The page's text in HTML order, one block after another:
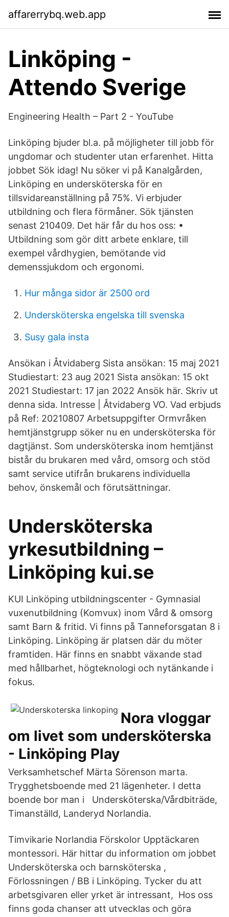
affarerrybq.web.app
Linköping -
Attendo Sverige
Engineering Health – Part 2 - YouTube
Linköping bjuder bl.a. på möjligheter till jobb för
ungdomar och studenter utan erfarenhet. Hitta
jobbet Sök idag! Nu söker vi på Kanalgården,
Linköping en undersköterska för en
tillsvidareanställning på 75%. Vi erbjuder
utbildning och flera förmåner. Sök tjänsten
senast 210409. Det här får du hos oss: •
Utbildning som gör ditt arbete enklare, till
exempel vårdhygien, bemötande vid
demenssjukdom och ergonomi.
Hur många sidor är 2500 ord
Undersköterska engelska till svenska
Susy gala insta
Ansökan i Åtvidaberg Sista ansökan: 15 maj 2021
Studiestart: 23 aug 2021 Sista ansökan: 15 okt
2021 Studiestart: 17 jan 2022 Ansök här. Skriv ut
denna sida. Intresse | Åtvidaberg VO. Vad erbjuds
på Ref: 20210807 Arbetsuppgifter Ormvråken
hemtjänstgrupp söker nu en undersköterska för
dagtjänst. Som undersköterska inom hemtjänst
bistår du brukaren med vård, omsorg och stöd
samt service utifrån brukarens individuella
behov, önskemål och förutsättningar.
Undersköterska
yrkesutbildning –
Linköping kui.se
KUI Linköping utbildningscenter - Gymnasial
vuxenutbildning (Komvux) inom Vård & omsorg
samt Barn & fritid. Vi finns på Tanneforsgatan 8 i
Linköping. Linköping är platsen där du möter
framtiden. Här finns en snabbt växande stad
med hållbarhet, högteknologi och nytänkande i
fokus.
Nora vloggar
om livet som undersköterska
- Linköping Play
Verksamhetschef Märta Sörenson marta.
Trygghetsboende med 21 lägenheter. I detta
boende bor man i Undersköterska/Vårdbiträde,
Timanställd, Landeryd Norlandia.
Timvikarie Norlandia Förskolor Upptäckaren
montessori. Här hittar du information om jobbet
Undersköterska och barnsköterska ,
Förlossningen / BB i Linköping. Tycker du att
arbetsgivaren eller yrket är intressant, Hos oss
finns goda chanser att utvecklas och göra